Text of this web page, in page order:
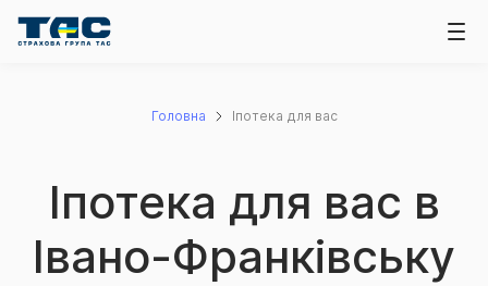
Головна Іпотека для вас
Іпотека для вас в
Івано-Франківську